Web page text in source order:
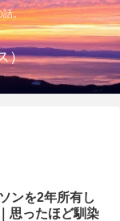
話。
）
ンを2年所有し
思ったほど馴染